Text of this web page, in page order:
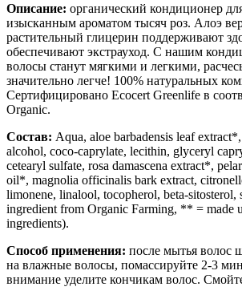
Описание: органический кондиционер
изысканным ароматом тысяч роз. Алоэ
растительный глицерин поддерживают
обеспечивают экстрауход. С нашим
волосы станут мягкими и легкими,
значительно легче! 100% натуральных
Сертифицировано Ecocert Greenlife в
Organic.
Состав: Aqua, aloe barbadensis leaf
alcohol, coco-caprylate, lecithin, glyceryl
cetearyl sulfate, rosa damascena extract*,
oil*, magnolia officinalis bark extract,
limonene, linalool, tocopherol, beta-sitosterol,
ingredient from Organic Farming, ** = made
ingredients).
Способ применения: после мытья волос
на влажные волосы, помассируйте 2-3
внимание уделите кончикам волос.